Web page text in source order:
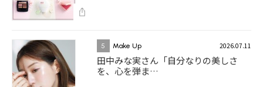
5 Make Up 2026.07.11
田中みな実さん「自分なりの美しさ
を、心を弾ま…